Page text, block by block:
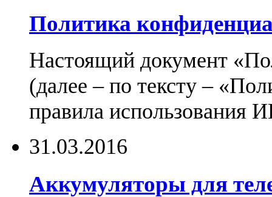
Политика
Настоящий документ
(далее – по тексту –
правила использования
31.03.2016
Аккумуляторы для